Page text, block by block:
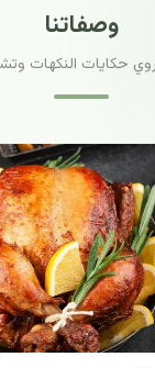
وصفاتنا
حكايات النكهات